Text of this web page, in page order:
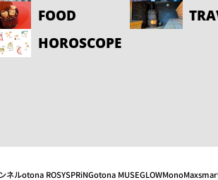
FOOD
HOROSCOPE
ネルotona ROSYSPRiNGotona MUSEGLOWMonoMax